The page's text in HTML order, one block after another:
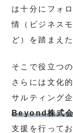
は十分にフォ
情（ビジネス
ど）を踏まえ
そこで役立つ
さらには文化
サルティング
Beyond株式
支援を行って